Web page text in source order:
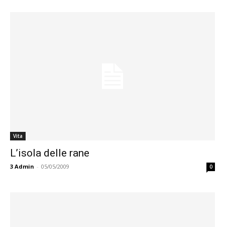
Vita
L’isola delle rane
3 Admin - 05/05/2009 0